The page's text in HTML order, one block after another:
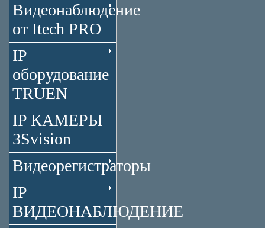
Видеонаблюдение
от Itech PRO
IP
оборудование
TRUEN
IP КАМЕРЫ
3Svision
Видеорегистраторы
IP
ВИДЕОНАБЛЮДЕНИЕ